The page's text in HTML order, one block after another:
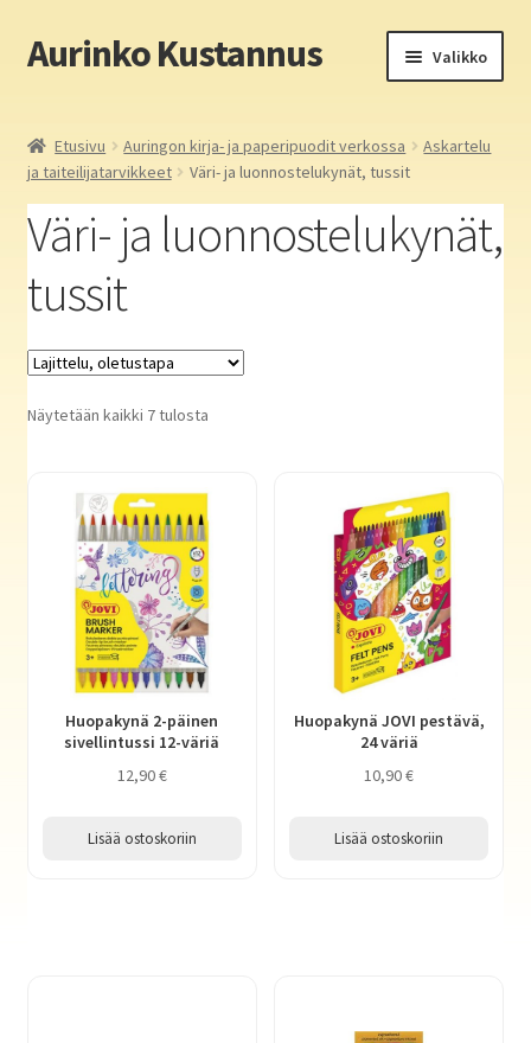
Siirry
navigointiin
Siirry
sisältöön
Aurinko Kustannus Valikko
Yritys
In English
Yhteystiedot
Aurinko Kustannus: kirjat
Auringon kirja- ja paperipuodit verkossa
Haluatko kirjailijaksi?
Etusivu Auringon kirja- ja paperipuodit verkossa
Askartelu
ja taiteilijatarvikkeet
Väri- ja luonnostelukynät, tussit
Väri- ja luonnostelukynät,
tussit
Näytetään kaikki 7 tulosta
Huopakynä 2-päinen
sivellintussi 12-väriä
12,90€
Lisää ostoskoriin
Huopakynä JOVI pestävä,
24 väriä
10,90€
Lisää ostoskoriin